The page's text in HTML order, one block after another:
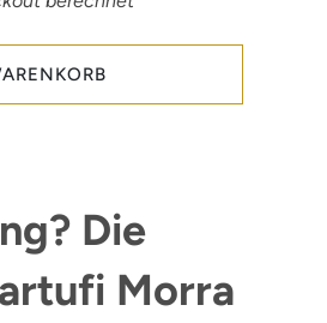
Die
Morra